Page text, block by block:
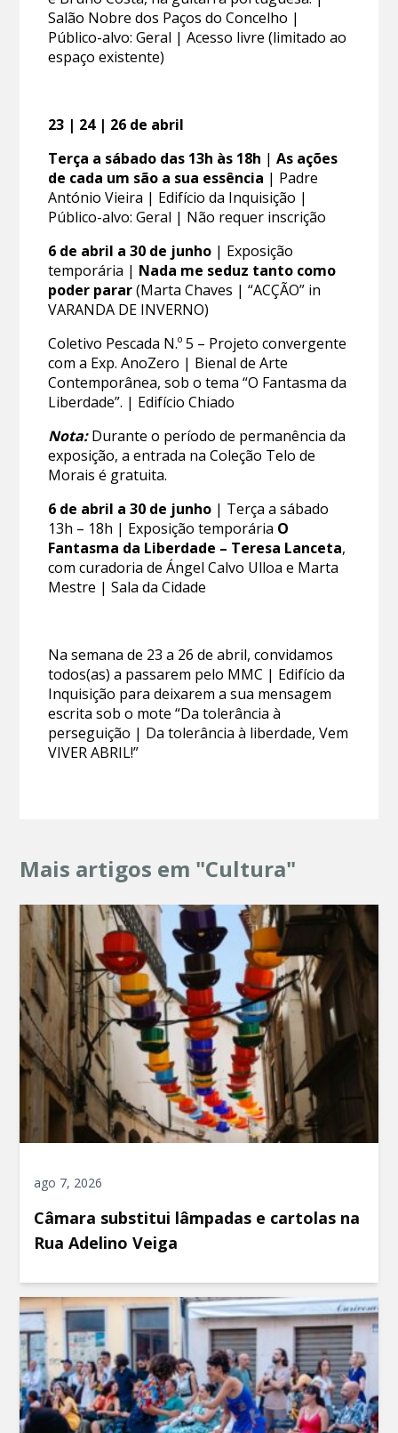
Salão Nobre dos Paços do Concelho |
Público-alvo: Geral | Acesso livre (limitado ao
espaço existente)
23 | 24 | 26 de abril
Terça a sábado das 13h às 18h |As ações
de cada um são a sua essência | Padre
António Vieira | Edifício da Inquisição |
Público-alvo: Geral | Não requer inscrição
6 de abril a 30 de junho | Exposição
temporária | Nada me seduz tanto como
poder parar(Marta Chaves | “ACÇÃO” in
VARANDA DE INVERNO)
Coletivo Pescada N.º 5 – Projeto convergente
com a Exp. AnoZero | Bienal de Arte
Contemporânea, sob o tema “O Fantasma da
Liberdade”. | Edifício Chiado
Nota:Durante o período de permanência da
exposição, a entrada na Coleção Telo de
Morais é gratuita.
6 de abril a 30 de junho | Terça a sábado
13h – 18h | Exposição temporária O
Fantasma da Liberdade – Teresa Lanceta,
com curadoria de Ángel Calvo Ulloa e Marta
Mestre | Sala da Cidade
Na semana de 23 a 26 de abril, convidamos
todos(as) a passarem pelo MMC | Edifício da
Inquisição para deixarem a sua mensagem
escrita sob o mote “Da tolerância à
perseguição | Da tolerância à liberdade, Vem
VIVER ABRIL!”
Mais artigos em "Cultura"
ago 7, 2026
Câmara substitui lâmpadas e cartolas na
Rua Adelino Veiga